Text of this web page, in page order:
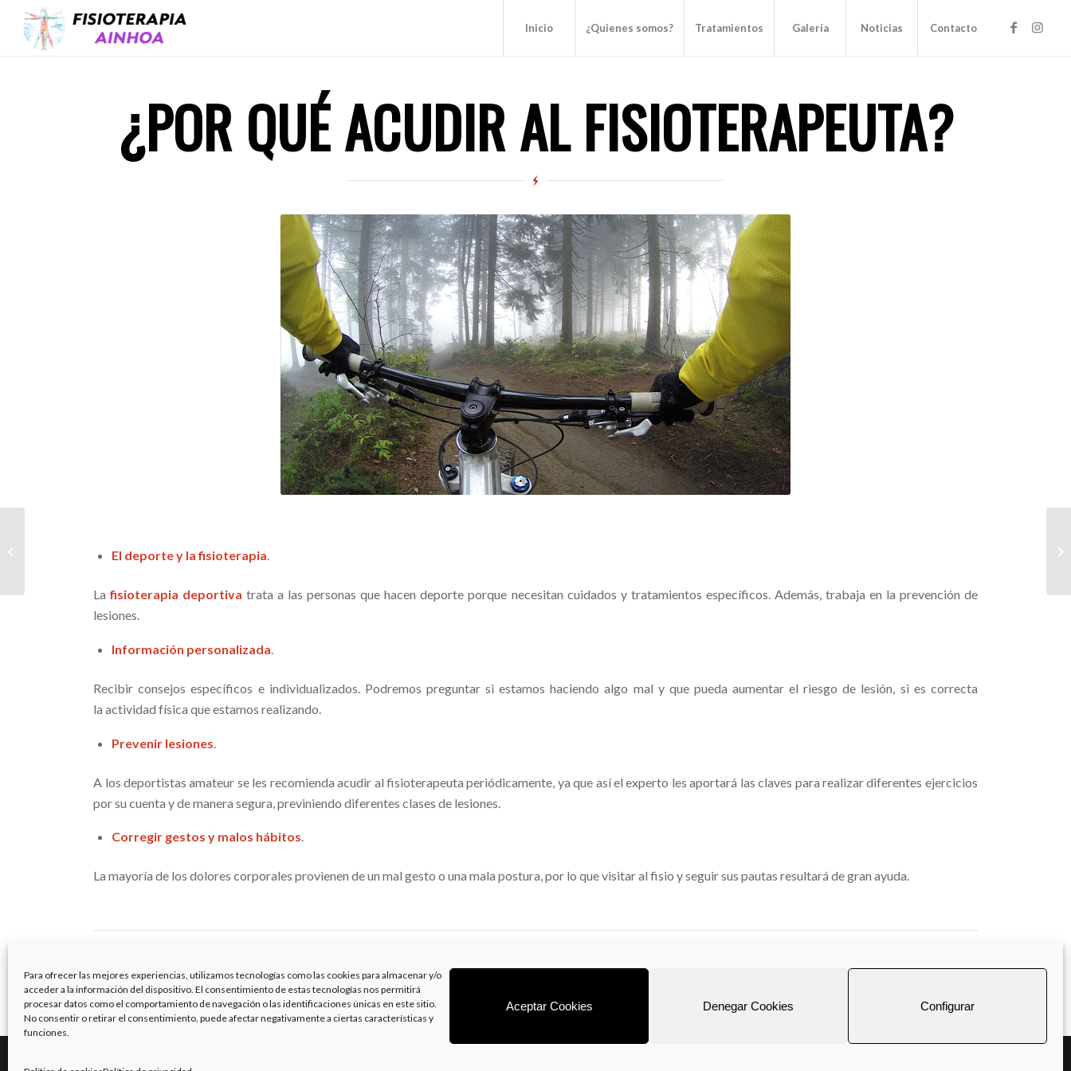
Para ofrecer las mejores experiencias, utilizamos tecnologías como las cookies para almacenar y/o
acceder a la información del dispositivo. El consentimiento de estas tecnologías nos permitirá
procesar datos como el comportamiento de navegación o las identificaciones únicas en este sitio.
No consentir o retirar el consentimiento, puede afectar negativamente a ciertas características y
funciones.
Aceptar Cookies Denegar Cookies Configurar
Inicio ¿Quienes somos? Tratamientos Galería Noticias Contacto
¿POR QUÉ ACUDIR AL FISIOTERAPEUTA?
El deporte y la fisioterapia.
Lafisioterapia deportiva trata a las personas que hacen deporte porque necesitan cuidados y tratamientos específicos. Además, trabaja en la prevención de
lesiones.
Información personalizada.
Recibir consejos específicos e individualizados. Podremos preguntar si estamos haciendo algo mal y que pueda aumentar el riesgo de lesión, si es correcta
la actividad física que estamos realizando.
Prevenir lesiones
A los deportistas amateur se les recomienda acudir al fisioterapeuta periódicamente, ya que así el experto les aportará las claves para realizar diferentes ejercicios
por su cuenta y de manera segura, previniendo diferentes clases de lesiones.
Corregir gestos y malos hábitos.
La mayoría de los dolores corporales provienen de un mal gesto o una mala postura, por lo que visitar al fisio y seguir sus pautas resultará de gran ayuda.
Fuente:http://sanitum.com/motivos-para-ir-al-fisioterapeuta.html